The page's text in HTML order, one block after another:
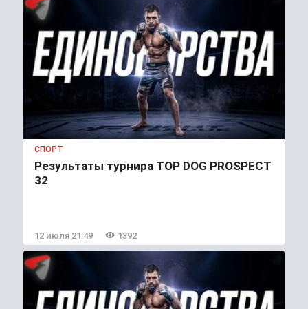
СПОРТ
Результаты турнира TOP DOG PROSPECT
32
12 июля 21:49 1392